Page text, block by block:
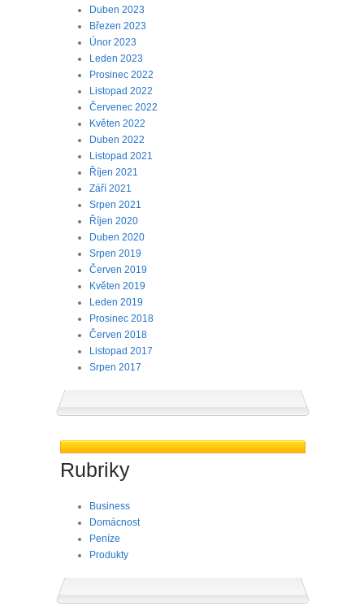
Duben 2023
Březen 2023
Únor 2023
Leden 2023
Prosinec 2022
Listopad 2022
Červenec 2022
Květen 2022
Duben 2022
Listopad 2021
Říjen 2021
Září 2021
Srpen 2021
Říjen 2020
Duben 2020
Srpen 2019
Červen 2019
Květen 2019
Leden 2019
Prosinec 2018
Červen 2018
Listopad 2017
Srpen 2017
Rubriky
Business
Domácnost
Peníze
Produkty